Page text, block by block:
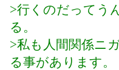
>行くのだってう
る。
>私も人間関係ニ
る事があります。